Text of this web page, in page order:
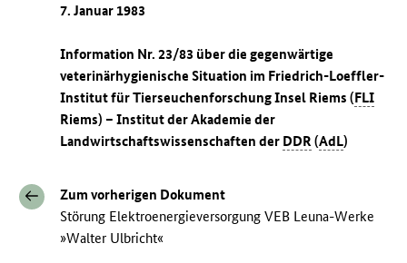
7. Januar 1983
Information Nr. 23/83 über die gegenwärtige
veterinärhygienische Situation im Friedrich-Loeffler-
Institut für Tierseuchenforschung Insel Riems (FLI
Riems) – Institut der Akademie der
Landwirtschaftswissenschaften der DDR (AdL)
Zum vorherigen Dokument
Störung Elektroenergieversorgung VEB Leuna-Werke
»Walter Ulbricht«